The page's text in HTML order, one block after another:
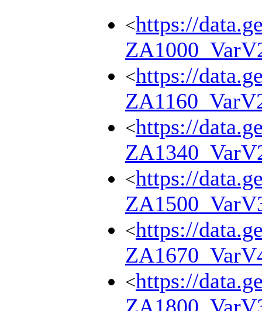
<https://
<https://
<https://
<https://
<https://
<https://